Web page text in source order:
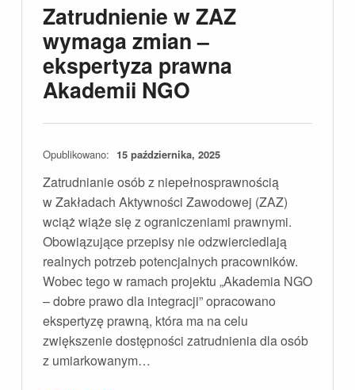
Zatrudnienie w ZAZ
wymaga zmian –
ekspertyza prawna
Akademii NGO
Opublikowano: 15 października, 2025
Zatrudnianie osób z niepełnosprawnością
w Zakładach Aktywności Zawodowej (ZAZ)
wciąż wiąże się z ograniczeniami prawnymi.
Obowiązujące przepisy nie odzwierciedlają
realnych potrzeb potencjalnych pracowników.
Wobec tego w ramach projektu „Akademia NGO
– dobre prawo dla integracji” opracowano
ekspertyzę prawną, która ma na celu
zwiększenie dostępności zatrudnienia dla osób
z umiarkowanym…